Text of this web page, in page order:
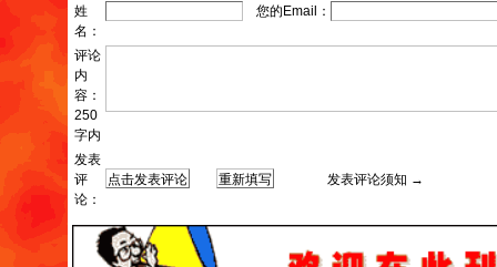
姓
名：
您的Email：
评论
内
容：
250
字内
发表
评
论：
发表评论须知 →